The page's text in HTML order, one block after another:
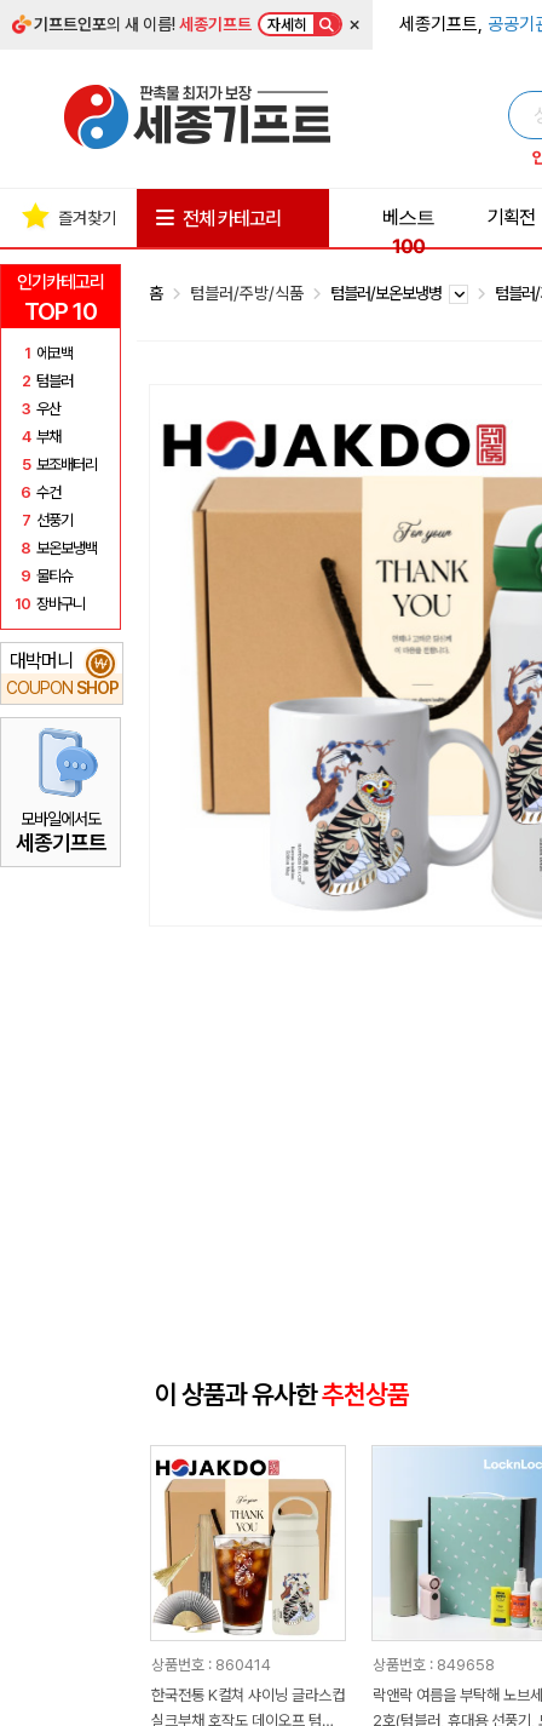
기프트인포의 새 이름!세종기프트 자세히 × 세종기프트, 공공기
인기카테고리
TOP 10
1 에코백
2 텀블러
3 우산
4 부채
5 보조배터리
6 수건
7 선풍기
8 보온보냉백
9 물티슈
10 장바구니
대박머니
COUPON SHOP
₩
모바일에서도
세종기프트
즐겨찾기 전체 카테고리
베스트
100
기획전
홈 텀블러/주방/식품 텀블러/보온보냉병 텀블러
이 상품과 유사한추천상품
상품번호 : 860414
한국전통 K컬쳐 샤이닝 글라스컵
실크부채 호작도 데이오프 텀블
상품번호 : 849658
락앤락 여름을 부탁해 노브
2호(텀블러, 휴대용 선풍기,